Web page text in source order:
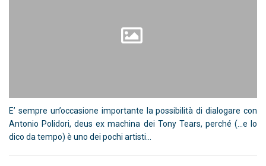
E’ sempre un’occasione importante la possibilità di dialogare con
Antonio Polidori, deus ex machina dei Tony Tears, perché (…e lo
dico da tempo) è uno dei pochi artisti...